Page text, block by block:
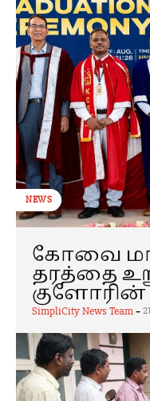
NEWS
கோவை
தரத்தை
SimpliCity News Team-